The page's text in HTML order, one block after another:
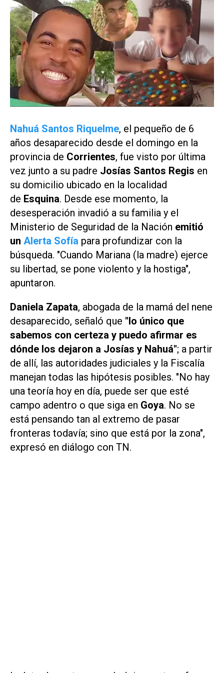
Nahuá Santos Riquelme, el pequeño de 6
años desaparecido desde el domingo en la
provincia de Corrientes, fue visto por última
vez junto a su padre Josías Santos Regis en
su domicilio ubicado en la localidad
de Esquina. Desde ese momento, la
desesperación invadió a su familia y el
Ministerio de Seguridad de la Nación emitió
un Alerta Sofía para profundizar con la
búsqueda. "Cuando Mariana (la madre) ejerce
su libertad, se pone violento y la hostiga",
apuntaron.
Daniela Zapata, abogada de la mamá del nene
desaparecido, señaló que "lo único que
sabemos con certeza y puedo afirmar es
dónde los dejaron a Josías y Nahuá"; a partir
de allí, las autoridades judiciales y la Fiscalía
manejan todas las hipótesis posibles. "No hay
una teoría hoy en día, puede ser que esté
campo adentro o que siga en Goya. No se
está pensando tan al extremo de pasar
fronteras todavía; sino que está por la zona",
expresó en diálogo con TN.